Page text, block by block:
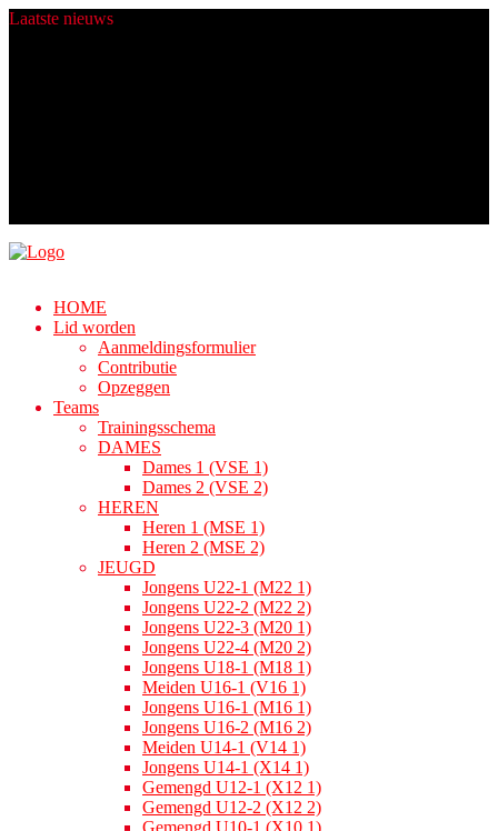
Laatste nieuws
HOME
Lid worden
Aanmeldingsformulier
Contributie
Opzeggen
Teams
Trainingsschema
DAMES
Dames 1 (VSE 1)
Dames 2 (VSE 2)
HEREN
Heren 1 (MSE 1)
Heren 2 (MSE 2)
JEUGD
Jongens U22-1 (M22 1)
Jongens U22-2 (M22 2)
Jongens U22-3 (M20 1)
Jongens U22-4 (M20 2)
Jongens U18-1 (M18 1)
Meiden U16-1 (V16 1)
Jongens U16-1 (M16 1)
Jongens U16-2 (M16 2)
Meiden U14-1 (V14 1)
Jongens U14-1 (X14 1)
Gemengd U12-1 (X12 1)
Gemengd U12-2 (X12 2)
Gemengd U10-1 (X10 1)